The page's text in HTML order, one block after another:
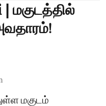
மகுடத்தில்
மகுடம்